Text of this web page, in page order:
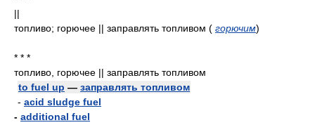
||
топливо; горючее || заправлять топливом ( горючим)
* * *
топливо, горючее || заправлять топливом
to fuel up — заправлять топливом
- acid sludge fuel
- additional fuel